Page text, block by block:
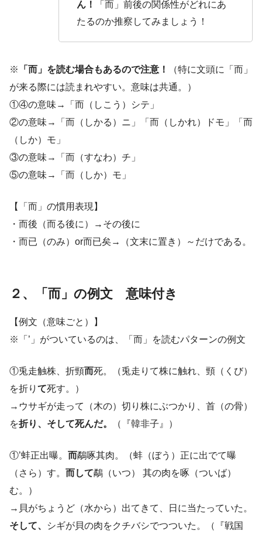
ん！
「而」前後の関係性がどれにあ
たるのか推察してみましょう！
※ 「而」を読む場合もあるので注意！
（特に文頭に「而」
が来る際には読まれやすい。意味は共通。）
①④の意味→「而（しこう）シテ」
②の意味→「而（しかる）ニ」「而（しかれ）ドモ」「而
（しか）モ」
③の意味→「而（すなわ）チ」
⑤の意味→「而（しか）モ」
【「而」の慣用表現】
・而後（而る後に）→その後に
・而已（のみ）or而已矣→（文末に置き）～だけである。
２、「而」の例文 意味付き
【例文（意味ごと）】
※「’」がついているのは、「而」を読むパターンの例文
①兎走触株、折頸而死。（兎走りて株に触れ、頸（くび）
を折り て死す。）
→ウサギが走って（木の）切り株にぶつかり、首（の骨）
を折り、そして死んだ。 （『韓非子』）
①’蚌正出曝。 而鷸啄其肉。（蚌（ぼう）正に出でて曝
（さら）す。 而して鷸（いつ） 其の肉を啄（ついば）
む。）
→貝がちょうど（水から）出てきて、日に当たっていた。
そして、
シギが貝の肉をクチバシでつついた。（『戦国